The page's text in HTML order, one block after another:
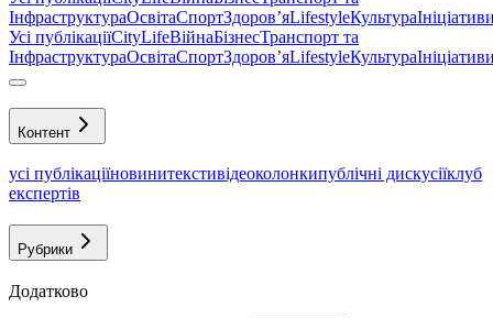
ІнфраструктураОсвітаСпортЗдоровʼяLifestyleКультура
Усі публікаціїCityLifeВійнаБізнесТранспорт та
ІнфраструктураОсвітаСпортЗдоровʼяLifestyleКультура
Контент
усі публікаціїновинитекстивідеоколонкипублічні дискусіїклуб
експертів
Рубрики
Додатково